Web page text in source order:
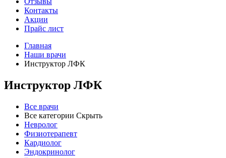
Контакты
Акции
Прайс лист
Главная
Наши врачи
Инструктор ЛФК
Инструктор ЛФК
Все врачи
Все категории Скрыть
Невролог
Физиотерапевт
Кардиолог
Эндокринолог